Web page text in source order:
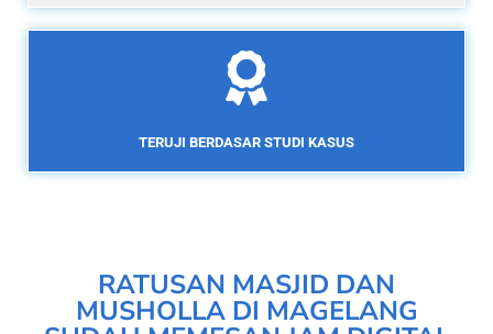
TERUJI BERDASAR STUDI KASUS
RATUSAN MASJID DAN
MUSHOLLA DI MAGELANG